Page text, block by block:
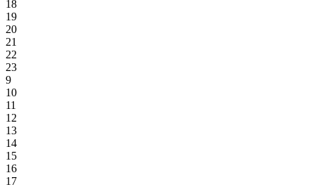
18
19
20
21
22
23
9
10
11
12
13
14
15
16
17